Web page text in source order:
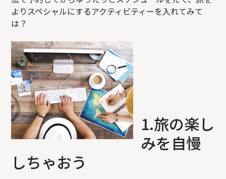
よりスペシャルにするアクティビティーを入れてみて
は？
1.旅の楽し
みを自慢
しちゃおう